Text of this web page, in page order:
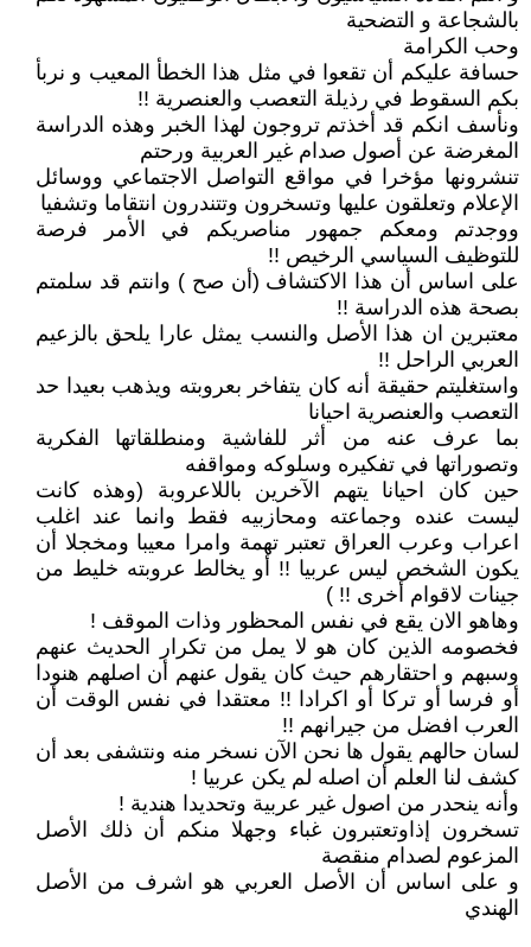
بالشجاعة و التضحية
وحب الكرامة
حسافة عليكم أن تقعوا في مثل هذا الخطأ المعيب و نربأ
بكم السقوط في رذيلة التعصب والعنصرية !!
ونأسف انكم قد أخذتم تروجون لهذا الخبر وهذه الدراسة
المغرضة عن أصول صدام غير العربية ورحتم
تنشرونها مؤخرا في مواقع التواصل الاجتماعي ووسائل
الإعلام وتعلقون عليها وتسخرون وتتندرون انتقاما وتشفيا
ووجدتم ومعكم جمهور مناصريكم في الأمر فرصة
للتوظيف السياسي الرخيص !!
على اساس أن هذا الاكتشاف (أن صح ) وانتم قد سلمتم
بصحة هذه الدراسة !!
معتبرين ان هذا الأصل والنسب يمثل عارا يلحق بالزعيم
العربي الراحل !!
واستغليتم حقيقة أنه كان يتفاخر بعروبته ويذهب بعيدا حد
التعصب والعنصرية احيانا
بما عرف عنه من أثر للفاشية ومنطلقاتها الفكرية
وتصوراتها في تفكيره وسلوكه ومواقفه
حين كان احيانا يتهم الآخرين باللاعروبة (وهذه كانت
ليست عنده وجماعته ومحازبيه فقط وانما عند اغلب
اعراب وعرب العراق تعتبر تهمة وامرا معيبا ومخجلا أن
يكون الشخص ليس عربيا !! أو يخالط عروبته خليط من
جينات لاقوام أخرى !! )
وهاهو الان يقع في نفس المحظور وذات الموقف !
فخصومه الذين كان هو لا يمل من تكرار الحديث عنهم
وسبهم و احتقارهم حيث كان يقول عنهم أن اصلهم هنودا
أو فرسا أو تركا أو اكرادا !! معتقدا في نفس الوقت أن
العرب افضل من جيرانهم !!
لسان حالهم يقول ها نحن الآن نسخر منه ونتشفى بعد أن
كشف لنا العلم أن اصله لم يكن عربيا !
وأنه ينحدر من اصول غير عربية وتحديدا هندية !
تسخرون إذاوتعتبرون غباء وجهلا منكم أن ذلك الأصل
المزعوم لصدام منقصة
و على اساس أن الأصل العربي هو اشرف من الأصل
الهندي